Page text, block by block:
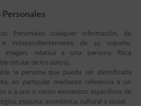
Personales
Personales cualquier información, de
e independientemente de su soporte,
imagen, relativa a una persona física
(titular de los datos).
la persona que pueda ser identificada
en particular mediante referencia a un
o a uno o varios elementos específicos de
psíquica, económica, cultural o social.